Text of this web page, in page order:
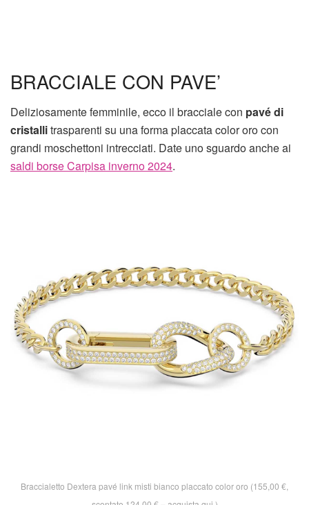
BRACCIALE CON PAVE’
Deliziosamente femminile, ecco il bracciale con pavé di
cristallitrasparenti su una forma placcata color oro con
grandi moschettoni intrecciati. Date uno sguardo anche ai
saldi borse Carpisa inverno 2024.
Braccialetto Dextera pavé link misti bianco placcato color oro (155,00 €,